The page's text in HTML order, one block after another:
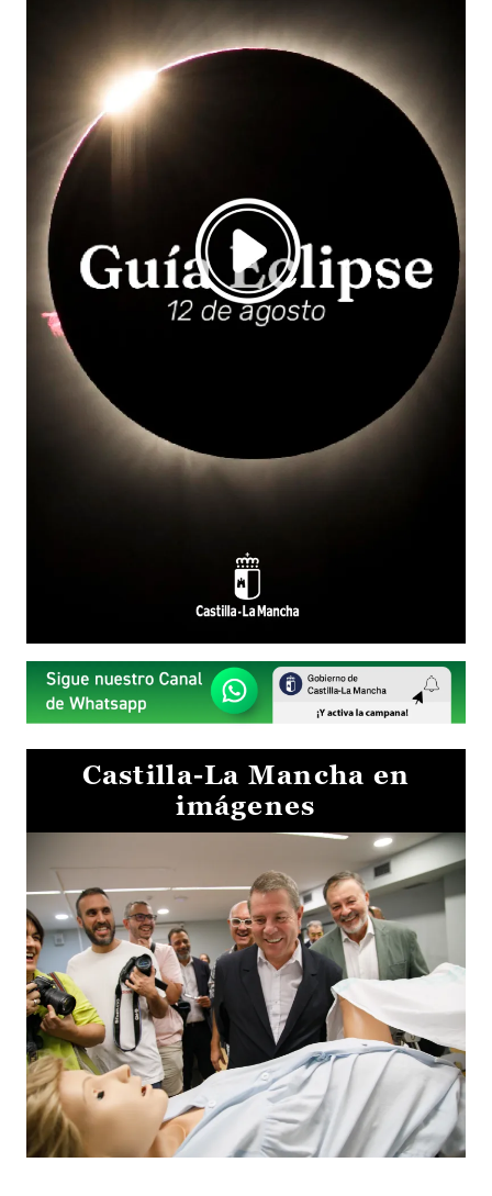
Castilla-La Mancha en
imágenes